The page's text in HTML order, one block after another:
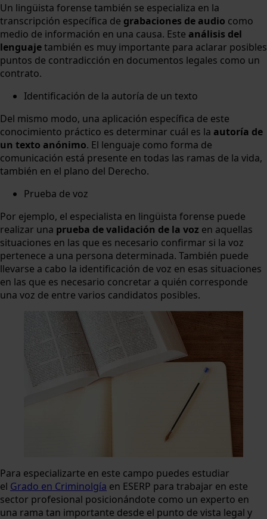
Un lingüista forense también se especializa en la
transcripción específica de grabaciones de audio como
medio de información en una causa. Este análisis del
lenguajetambién es muy importante para aclarar posibles
puntos de contradicción en documentos legales como un
contrato.
Identificación de la autoría de un texto
Del mismo modo, una aplicación específica de este
conocimiento práctico es determinar cuál es la autoría de
un texto anónimo. El lenguaje como forma de
comunicación está presente en todas las ramas de la vida,
también en el plano del Derecho.
Prueba de voz
Por ejemplo, el especialista en lingüista forense puede
realizar una prueba de validación de la voz en aquellas
situaciones en las que es necesario confirmar si la voz
pertenece a una persona determinada. También puede
llevarse a cabo la identificación de voz en esas situaciones
en las que es necesario concretar a quién corresponde
una voz de entre varios candidatos posibles.
Para especializarte en este campo puedes estudiar
el Grado en Criminolgía en ESERP para trabajar en este
sector profesional posicionándote como un experto en
una rama tan importante desde el punto de vista legal y